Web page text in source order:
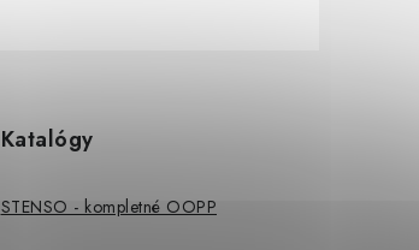
Katalógy
STENSO - kompletné OOPP